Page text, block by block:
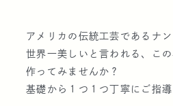
アメリカの伝統工芸であるナ
世界一美しいと言われる、こ
作ってみませんか？
基礎から１つ１つ丁寧にご指導